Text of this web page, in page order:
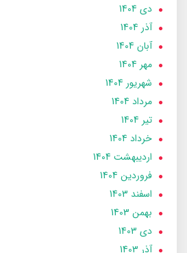
دی 1404
آذر 1404
آبان 1404
مهر 1404
شهریور 1404
مرداد 1404
تير 1404
خرداد 1404
ارديبهشت 1404
فروردین 1404
اسفند 1403
بهمن 1403
دی 1403
آذر 1403